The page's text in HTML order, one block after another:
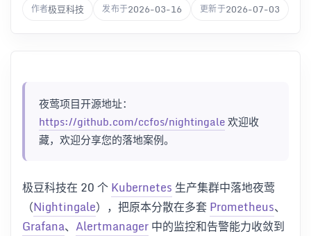
作者极豆科技 发布于2026-03-16 更新于2026-07-03
夜莺项目开源地址：
https://github.com/ccfos/nightingale欢迎收
藏，欢迎分享您的落地案例。
极豆科技在 20 个Kubernetes生产集群中落地夜莺
（Nightingale），把原本分散在多套Prometheus、
Grafana、 Alertmanager中的监控和告警能力收敛到